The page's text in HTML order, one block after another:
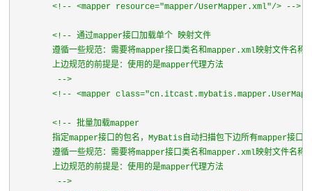
<!-- <mapper resource="mapper/UserMapper.xml"/> -->
<!-- 通过mapper接口加载单个 映射文件
遵循一些规范：需要将mapper接口类名和mapper.xml映射文件名称
        上边规范的前提是：使用的是mapper代理方法
         -->
<!-- <mapper
<!-- 批量加载mapper
指定mapper接口的包名，MyBatis自动扫描包下边所有mapper接口
遵循一些规范：需要将mapper接口类名和mapper.xml映射文件名称
        上边规范的前提是：使用的是mapper代理方法
         -->